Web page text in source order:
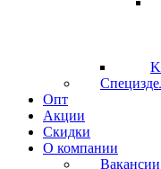
Опт
Акции
Скидки
О компании
Вакансии